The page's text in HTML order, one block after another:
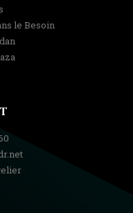
le Besoin